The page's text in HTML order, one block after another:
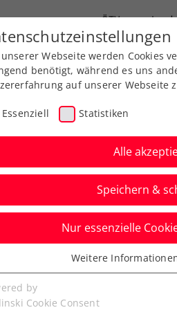
ÖTV
Ausbildung Services
Turniere
Die Tennis-
Webseite werden Cookies
benötigt, während es uns
auf unserer Webseite
Essenziell Statistiken
Alle
Speichern &
Nur essenzielle
Cookies werden für
benötigt. Dadurch ist
Weitere
by
Cookie Consent